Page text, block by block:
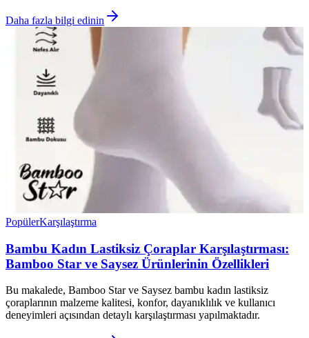
Daha fazla bilgi edinin
PopülerKarşılaştırma
Bambu Kadın Lastiksiz Çoraplar Karşılaştırması:
Bamboo Star ve Saysez Ürünlerinin Özellikleri
Bu makalede, Bamboo Star ve Saysez bambu kadın lastiksiz
çoraplarının malzeme kalitesi, konfor, dayanıklılık ve kullanıcı
deneyimleri açısından detaylı karşılaştırması yapılmaktadır.